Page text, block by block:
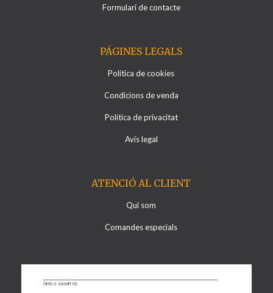
Formulari de contacte
PÁGINES LEGALS
Política de cookies
Condicions de venda
Política de privacitat
Avís legal
ATENCIÓ AL CLIENT
Qui som
Comandes especials